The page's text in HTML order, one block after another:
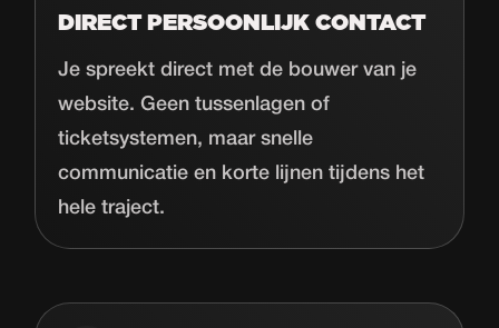
DIRECT PERSOONLIJK CONTACT
Je spreekt direct met de bouwer van je
website. Geen tussenlagen of
ticketsystemen, maar snelle
communicatie en korte lijnen tijdens het
hele traject.